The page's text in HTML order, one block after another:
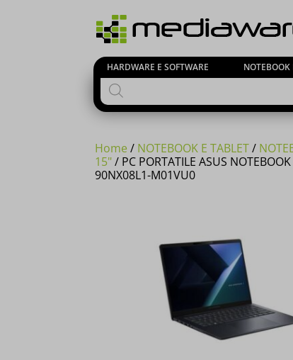
HARDWARE E SOFTWARE NOTEBOOK
Products
search
Home/ NOTEBOOK E TABLET/
15"/ PC PORTATILE ASUS
90NX08L1-M01VU0